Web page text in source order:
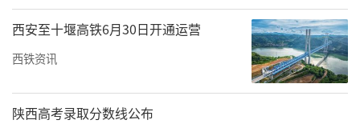
西安至十堰高铁6月30日开通运营
西铁资讯
陕西高考录取分数线公布